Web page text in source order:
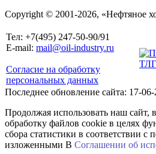
Copyright © 2001-2026, «Нефтяное
Тел: +7(495) 247-50-90/91
E-mail: mail@oil-industry.ru
Согласие на обработку
персональных данных
Последнее обновление сайта: 17-
Продолжая использовать наш сайт,
обработку файлов cookie в целях
сбора статистики в соответствии с
изложенными В Соглашении об